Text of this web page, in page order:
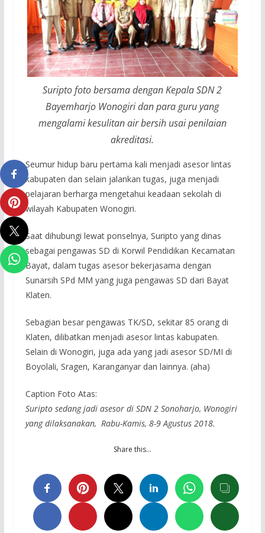
Suripto foto bersama dengan Kepala SDN 2
Bayemharjo Wonogiri dan para guru yang
mengalami kesulitan air bersih usai penilaian
akreditasi.
Seumur hidup baru pertama kali menjadi asesor lintas
kabupaten dan selain jalankan tugas, juga menjadi
pelajaran berharga mengetahui keadaan sekolah di
wilayah Kabupaten Wonogiri.
Saat dihubungi lewat ponselnya, Suripto yang dinas
sebagai pengawas SD di Korwil Pendidikan Kecamatan
Bayat, dalam tugas asesor bekerjasama dengan
Sunarsih SPd MM yang juga pengawas SD dari Bayat
Klaten.
Sebagian besar pengawas TK/SD, sekitar 85 orang di
Klaten, dilibatkan menjadi asesor lintas kabupaten.
Selain di Wonogiri, juga ada yang jadi asesor SD/MI di
Boyolali, Sragen, Karanganyar dan lainnya. (aha)
Caption Foto Atas:
Suripto sedang jadi asesor di SDN 2 Sonoharjo, Wonogiri
yang dilaksanakan, Rabu-Kamis, 8-9 Agustus 2018.
Share this…